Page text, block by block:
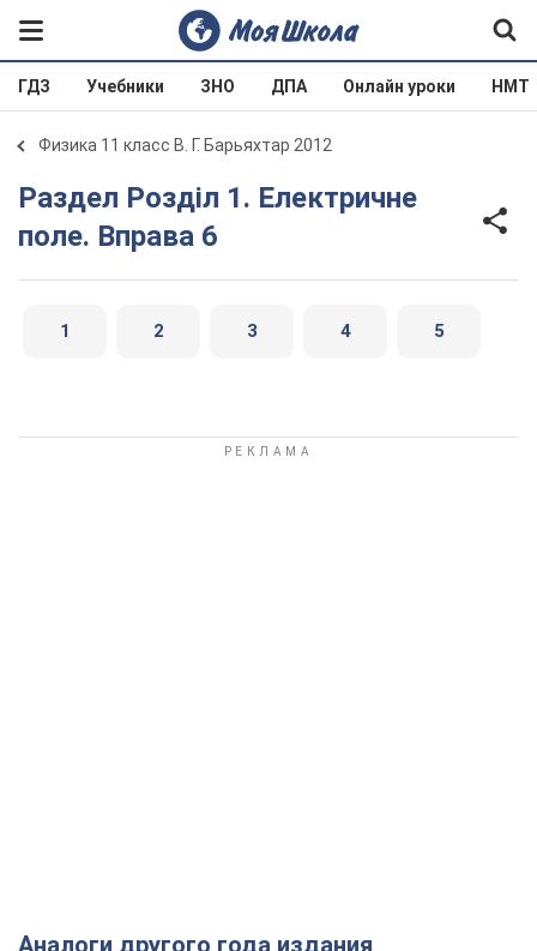
ГДЗ Учебники ЗНО ДПА Онлайн уроки НМТ
Физика 11 класс В. Г. Барьяхтар 2012
Раздел Розділ 1. Електричне
поле. Вправа 6
1 2 3 4 5
Аналоги другого года издания